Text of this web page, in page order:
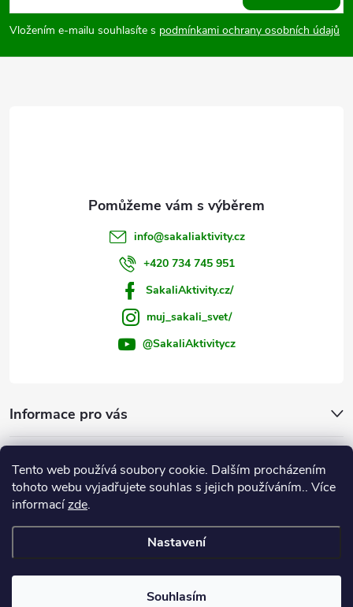
Tento web používá soubory cookie. Dalším procházením
tohoto webu vyjadřujete souhlas s jejich používáním.. Více
informacízde.
Nastavení
Souhlasím
y
v
pVložením e-mailu souhlasíte s podmínkami ochrany osobních údajů
info@sakaliaktivity.cz
+420 734 745 951
SakaliAktivity.cz/
muj_sakali_svet/
@SakaliAktivitycz
Informace pro vás
Instagram
nastavení cookies